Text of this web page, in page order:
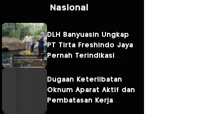
Nasional
DLH Banyuasin Ungkap
PT Tirta Freshindo Jaya
Pernah Terindikasi
Dugaan Limbah Kembali
Diselidiki
Dugaan Keterlibatan
Oknum Aparat Aktif dan
Pembatasan Kerja